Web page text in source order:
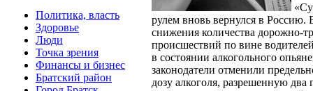
Политика, власть
Здоровье
Люди
Точка зрения
Финансы и бизнес
Братский район
рулем вновь вернулся в Россию.
снижения количества дорожно-
происшествий по вине
в состоянии алкогольного
законодатели отменили
дозу алкоголя, разрешенную два